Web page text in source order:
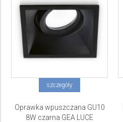
szczegóły
Oprawka wpuszczana GU10
8W czarna GEA LUCE